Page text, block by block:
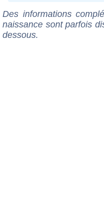
Des informations
naissance sont parfois
dessous.